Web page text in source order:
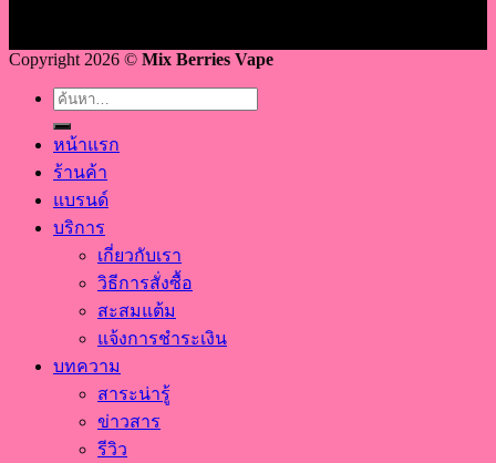
Copyright 2026 © Mix Berries Vape
ค้นหา:
หน้าแรก
ร้านค้า
แบรนด์
บริการ
เกี่ยวกับเรา
วิธีการสั่งซื้อ
สะสมแต้ม
แจ้งการชำระเงิน
บทความ
สาระน่ารู้
ข่าวสาร
รีวิว